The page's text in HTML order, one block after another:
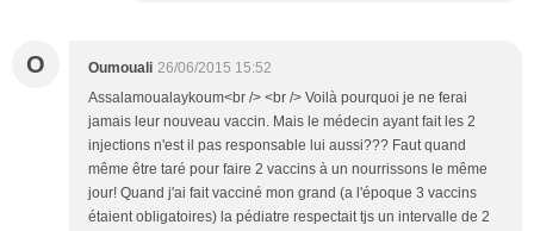
O Oumouali 26/06/2015 15:52
Assalamoualaykoum<br /> <br /> Voilà pourquoi je ne ferai
jamais leur nouveau vaccin. Mais le médecin ayant fait les 2
injections n'est il pas responsable lui aussi??? Faut quand
même être taré pour faire 2 vaccins à un nourrissons le même
jour! Quand j'ai fait vacciné mon grand (a l'époque 3 vaccins
étaient obligatoires) la pédiatre respectait tjs un intervalle de 2